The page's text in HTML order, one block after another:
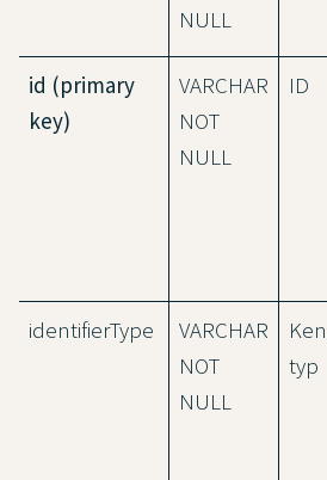
NULL
id (primary
key)
VARCHAR
NOT
NULL
ID
identifierType
VARCHAR
NOT
NULL
typ